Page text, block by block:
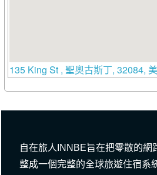
135 King St , 聖奧古斯丁, 32084,
自在旅人INNBE旨在把零散的網
整成一個完整的全球旅遊住宿系